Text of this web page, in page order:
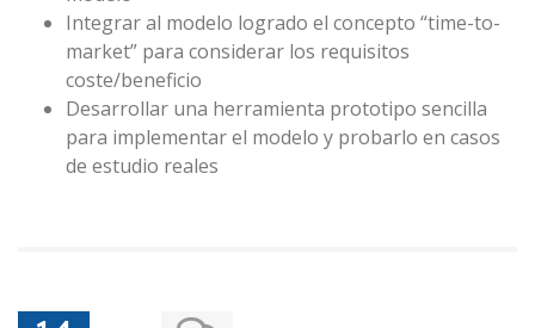
Integrar al modelo logrado el concepto “time-to-
market” para considerar los requisitos
coste/beneficio
Desarrollar una herramienta prototipo sencilla
para implementar el modelo y probarlo en casos
de estudio reales